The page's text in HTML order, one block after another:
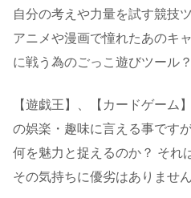
自分の考えや力量を試す競技
アニメや漫画で憧れたあのキ
に戦う為のごっこ遊びツール？
【遊戯王】、【カードゲーム
の娯楽・趣味に言える事です
何を魅力と捉えるのか？ それ
その気持ちに優劣はありません